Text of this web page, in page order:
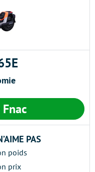
PAS
poids
prix